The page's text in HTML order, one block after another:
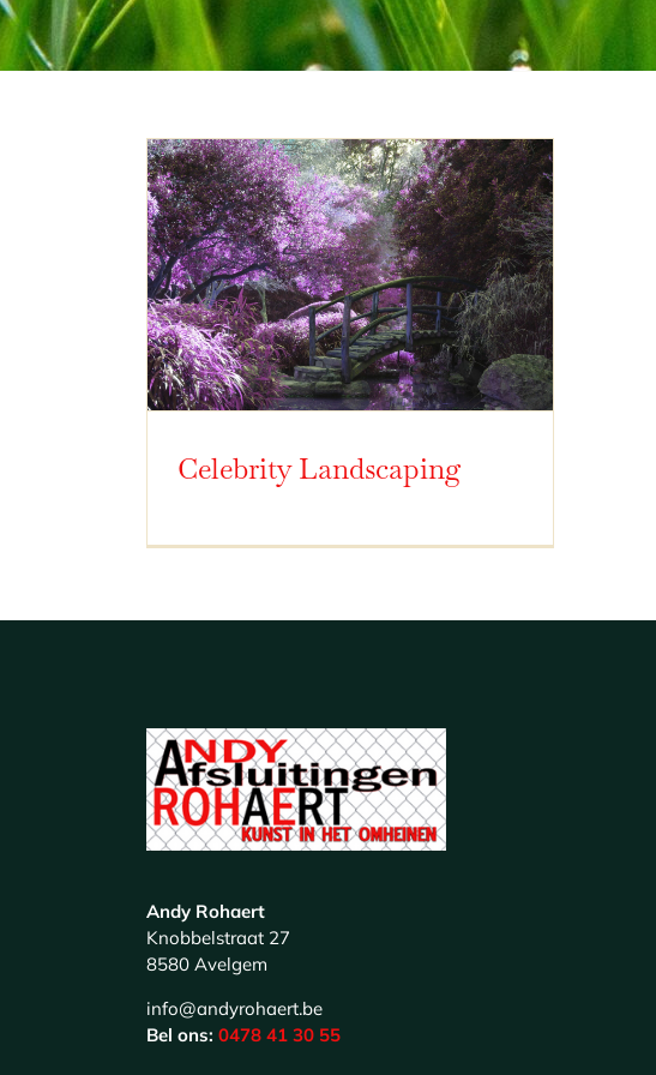
Celebrity Landscaping
Andy Rohaert
Knobbelstraat 27
8580 Avelgem
info@andyrohaert.be
Bel ons: 0478 41 30 55